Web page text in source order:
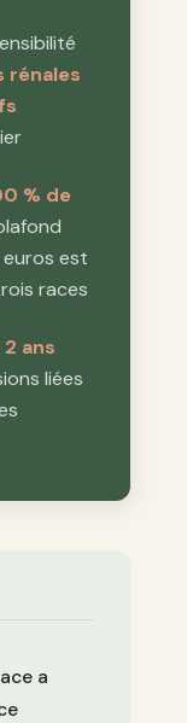
rénales
% de
est
races
ans
liées
a